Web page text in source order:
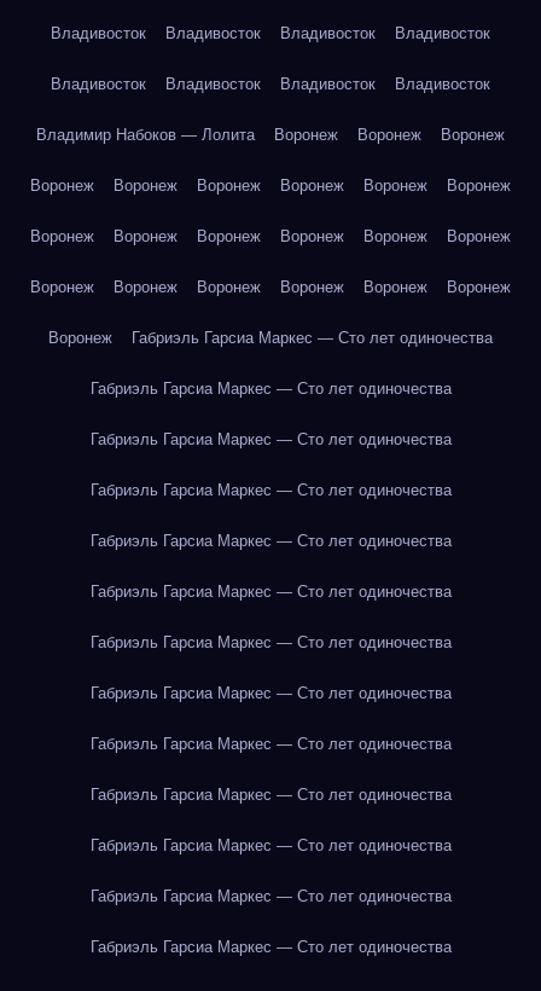
Владивосток Владивосток Владивосток Владивосток
Владивосток Владивосток Владивосток Владивосток
Владимир Набоков — Лолита Воронеж Воронеж Воронеж
Воронеж Воронеж Воронеж Воронеж Воронеж Воронеж
Воронеж Воронеж Воронеж Воронеж Воронеж Воронеж
Воронеж Воронеж Воронеж Воронеж Воронеж Воронеж
Воронеж Габриэль Гарсиа Маркес — Сто лет одиночества
Габриэль Гарсиа Маркес — Сто лет одиночества
Габриэль Гарсиа Маркес — Сто лет одиночества
Габриэль Гарсиа Маркес — Сто лет одиночества
Габриэль Гарсиа Маркес — Сто лет одиночества
Габриэль Гарсиа Маркес — Сто лет одиночества
Габриэль Гарсиа Маркес — Сто лет одиночества
Габриэль Гарсиа Маркес — Сто лет одиночества
Габриэль Гарсиа Маркес — Сто лет одиночества
Габриэль Гарсиа Маркес — Сто лет одиночества
Габриэль Гарсиа Маркес — Сто лет одиночества
Габриэль Гарсиа Маркес — Сто лет одиночества
Габриэль Гарсиа Маркес — Сто лет одиночества